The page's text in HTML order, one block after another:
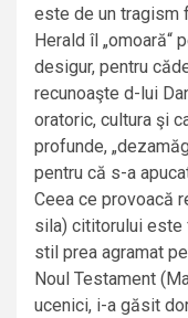
este de un tragism
Herald îl „omoară“
desigur, pentru
recunoaşte d-lui
oratoric, cultura şi
profunde,
pentru că s-a
Ceea ce provoacă
sila) cititorului este
stil prea agramat
Noul Testament
ucenici, i-a găsit